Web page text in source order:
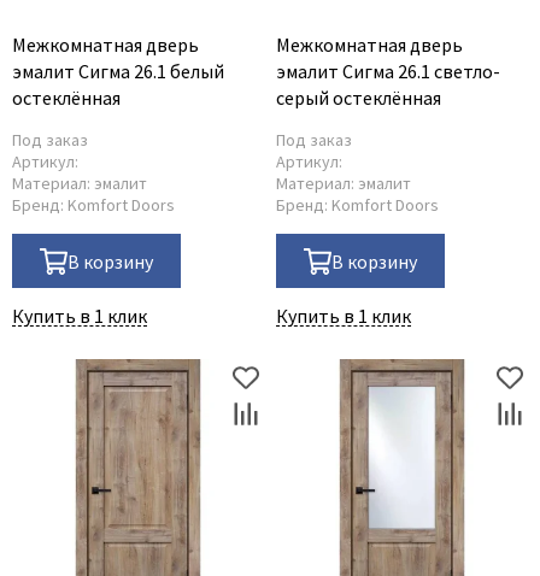
Межкомнатная дверь
эмалит Сигма 26.1 белый
остеклённая
Под заказ
Артикул:
Материал: эмалит
Бренд: Komfort Doors
В корзину
Купить в 1 клик
Межкомнатная дверь
эмалит Сигма 26.1 светло-
серый остеклённая
Под заказ
Артикул:
Материал: эмалит
Бренд: Komfort Doors
В корзину
Купить в 1 клик